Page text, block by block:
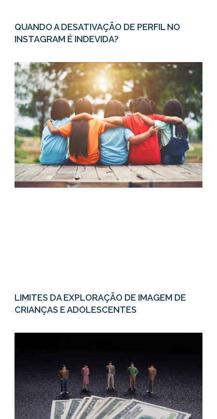
QUANDO A DESATIVAÇÃO DE PERFIL NO
INSTAGRAM É INDEVIDA?
LIMITES DA EXPLORAÇÃO DE IMAGEM DE
CRIANÇAS E ADOLESCENTES